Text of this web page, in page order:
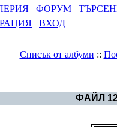
ФОРУМ
ВХОД
Списък от албуми ::
ФАЙЛ